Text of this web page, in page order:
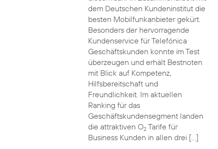
dem Deutschen Kundeninstitut die
besten Mobilfunkanbieter gekürt.
Besonders der hervorragende
Kundenservice für Telefónica
Geschäftskunden konnte im Test
überzeugen und erhält Bestnoten
mit Blick auf Kompetenz,
Hilfsbereitschaft und
Freundlichkeit. Im aktuellen
Ranking für das
Geschäftskundensegment landen
die attraktiven O2Tarife für
Business Kunden in allen drei […]